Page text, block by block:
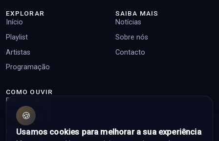
EXPLORAR
Início
Playlist
Artistas
Programação
SAIBA MAIS
Notícias
Sobre nós
Contacto
COMO OUVIR
Player online
Top pedidos
Facebook
🍪
Usamos cookies para melhorar a sua experiência